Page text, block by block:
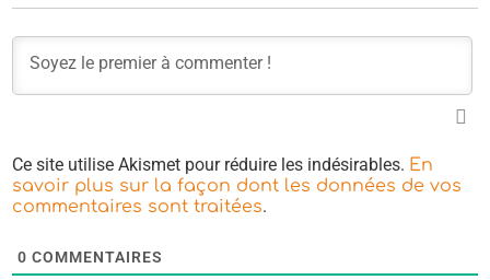
Ce site utilise Akismet pour réduire les indésirables. En
savoir plus sur la façon dont les données de vos
commentaires sont traitées.
0 COMMENTAIRES